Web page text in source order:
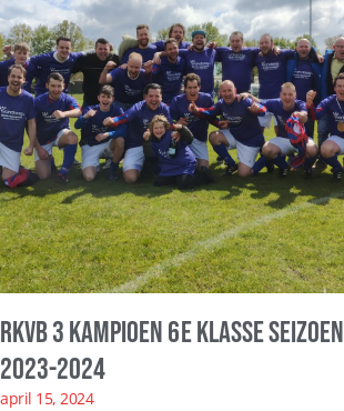
RKVB 3 kampioen 6e klasse seizoen
2023-2024
april 15, 2024